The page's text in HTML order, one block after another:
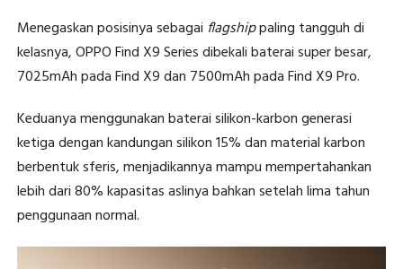
Menegaskan posisinya sebagai flagshippaling tangguh di
kelasnya, OPPO Find X9 Series dibekali baterai super besar,
7025mAh pada Find X9 dan 7500mAh pada Find X9 Pro.
Keduanya menggunakan baterai silikon-karbon generasi
ketiga dengan kandungan silikon 15% dan material karbon
berbentuk sferis, menjadikannya mampu mempertahankan
lebih dari 80% kapasitas aslinya bahkan setelah lima tahun
penggunaan normal.